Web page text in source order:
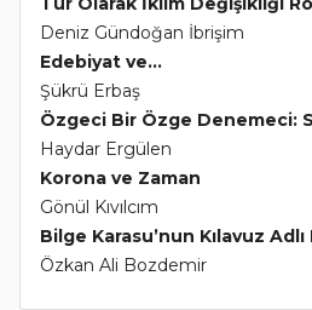
Deniz Gündoğan İbrişim
Edebiyat ve...
Şükrü Erbaş
Özgeci Bir Özge Denemeci:
Haydar Ergülen
Korona ve Zaman
Gönül Kıvılcım
Bilge Karasu’nun Kılavuz
Özkan Ali Bozdemir